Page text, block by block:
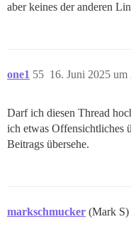
aber keines der anderen
one1 16. Juni 2025 um
55
Darf ich diesen Thread
ich etwas Offensichtliches
Beitrags übersehe.
markschmucker (Mark S)